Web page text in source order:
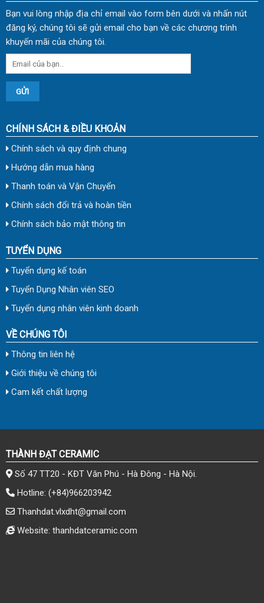
Bạn vui lòng nhập địa chỉ email vào form bên dưới và nhấn nút
đăng ký, chúng tôi sẽ gửi email cho bạn về các chương trình
khuyến mãi của chúng tôi.
CHÍNH SÁCH & ĐIỀU KHOẢN
Chính sách và quy định chung
Hướng dẫn mua hàng
Thanh toán và Vận Chuyển
Chính sách đổi trả và hoàn tiền
Chính sách bảo mật thông tin
TUYỂN DỤNG
Tuyển dụng kế toán
Tuyển Dụng Nhân viên SEO
Tuyển dụng nhân viên kinh doanh
VỀ CHÚNG TÔI
Thông tin liên hệ
Giới thiệu về chúng tôi
Cam kết chất lượng
THÀNH ĐẠT CERAMIC
Số 47 TT20 - KĐT Văn Phú - Hà Đông - Hà Nội.
Hotline: (+84)966203942
Thanhdat.vlxdht@gmail.com
Website: thanhdatceramic.com